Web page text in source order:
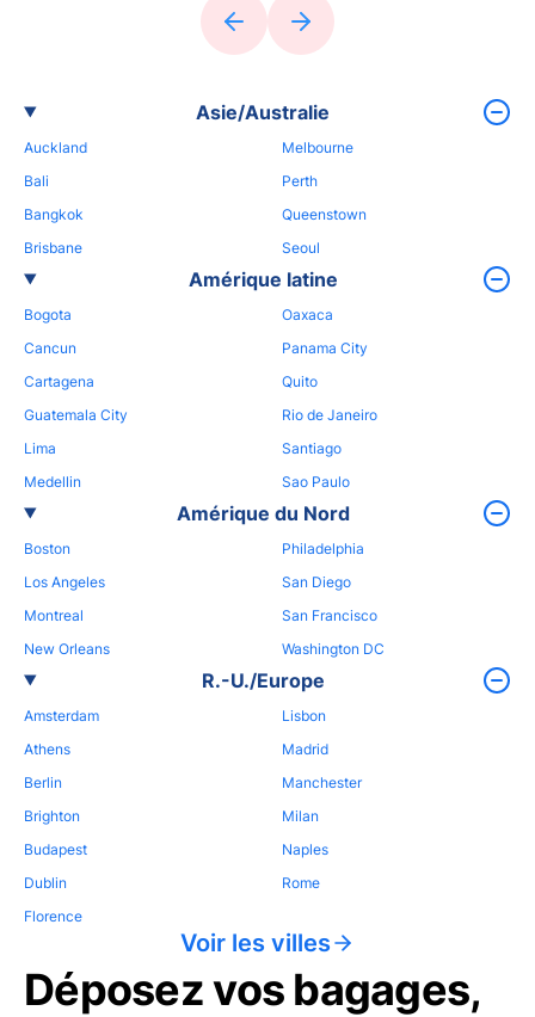
Asie/Australie
Auckland
Bali
Bangkok
Brisbane
Melbourne
Perth
Queenstown
Seoul
Amérique latine
Bogota
Cancun
Cartagena
Guatemala City
Lima
Medellin
Oaxaca
Panama City
Quito
Rio de Janeiro
Santiago
Sao Paulo
Amérique du Nord
Boston
Los Angeles
Montreal
New Orleans
Philadelphia
San Diego
San Francisco
Washington DC
R.-U./Europe
Amsterdam
Athens
Berlin
Brighton
Budapest
Dublin
Florence
Lisbon
Madrid
Manchester
Milan
Naples
Rome
Voir les villes
Déposez vos bagages,